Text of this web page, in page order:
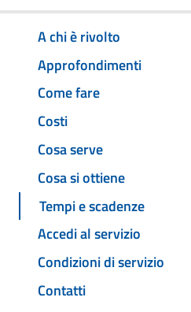
A chi è rivolto
Approfondimenti
Come fare
Costi
Cosa serve
Cosa si ottiene
Tempi e scadenze
Accedi al servizio
Condizioni di servizio
Contatti